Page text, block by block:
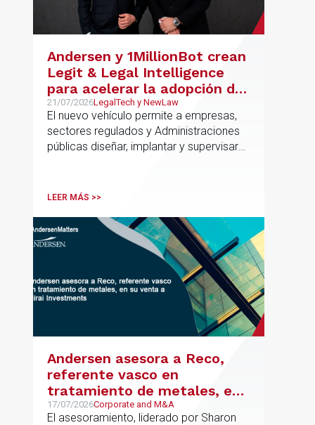
compra del suelo y la estructuración de
la financiación del proyecto.
Andersen y 1MillionBot crean
Legit & Legal Intelligence
para acelerar la adopción de
IA con seguridad jurídica en
el marco regulatorio europeo
21/07/2026LegalTech y NewLaw
El nuevo vehículo permite a empresas,
sectores regulados y Administraciones
públicas diseñar, implantar y supervisar
cumplimiento normativo desde el origen.
metodología propia de gestión de
riesgos de IA y se alinea con la
estrategia española de IA soberana
articulada en torno a ALIA.
LEER MÁS >>
Andersen asesora a Reco,
referente vasco en
tratamiento de metales, en
su venta a Mirai Investments
17/07/2026Corporate and M&A
El asesoramiento, liderado por Sharon